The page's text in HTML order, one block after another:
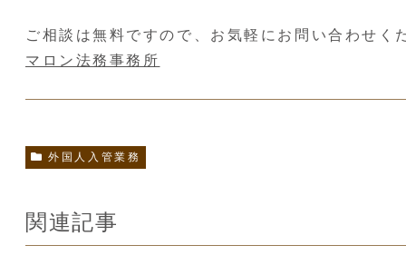
ご相談は無料ですので、お気軽にお問い合わせく
マロン法務事務所
外国人入管業務
関連記事